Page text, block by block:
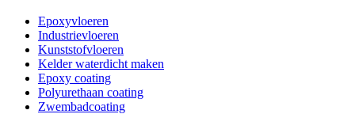
Epoxyvloeren
Industrievloeren
Kunststofvloeren
Kelder waterdicht maken
Epoxy coating
Polyurethaan coating
Zwembadcoating